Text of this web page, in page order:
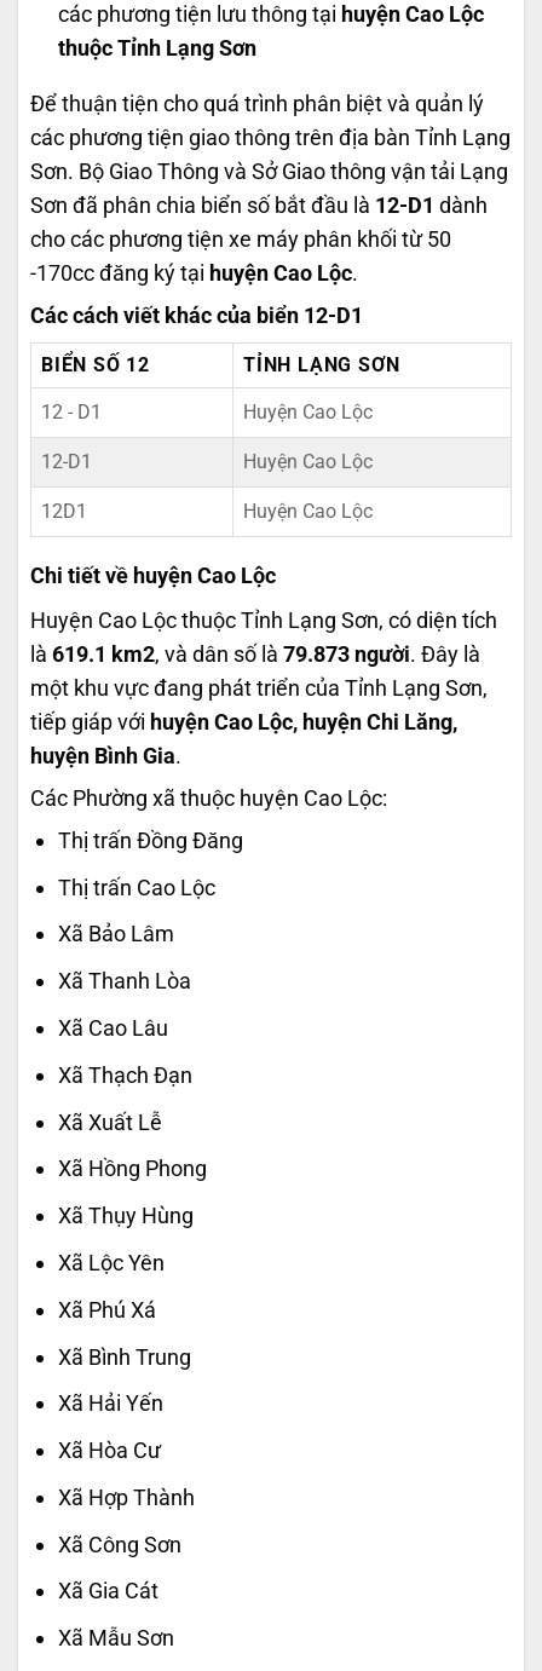
các phương tiện lưu thông tại huyện Cao Lộc
thuộc Tỉnh Lạng Sơn
Để thuận tiện cho quá trình phân biệt và quản lý
các phương tiện giao thông trên địa bàn Tỉnh Lạng
Sơn. Bộ Giao Thông và Sở Giao thông vận tải Lạng
Sơn đã phân chia biển số bắt đầu là 12-D1 dành
cho các phương tiện xe máy phân khối từ 50
-170cc đăng ký tại huyện Cao Lộc.
Các cách viết khác của biển 12-D1
BIỂN SỐ 12 TỈNH LẠNG SƠN
12 - D1 Huyện Cao Lộc
12-D1 Huyện Cao Lộc
12D1 Huyện Cao Lộc
Chi tiết về huyện Cao Lộc
Huyện Cao Lộc thuộc Tỉnh Lạng Sơn, có diện tích
là 619.1 km2, và dân số là 79.873 người. Đây là
một khu vực đang phát triển của Tỉnh Lạng Sơn,
tiếp giáp với huyện Cao Lộc, huyện Chi Lăng,
huyện Bình Gia.
Các Phường xã thuộc huyện Cao Lộc:
Thị trấn Đồng Đăng
Thị trấn Cao Lộc
Xã Bảo Lâm
Xã Thanh Lòa
Xã Cao Lâu
Xã Thạch Đạn
Xã Xuất Lễ
Xã Hồng Phong
Xã Thụy Hùng
Xã Lộc Yên
Xã Phú Xá
Xã Bình Trung
Xã Hải Yến
Xã Hòa Cư
Xã Hợp Thành
Xã Công Sơn
Xã Gia Cát
Xã Mẫu Sơn